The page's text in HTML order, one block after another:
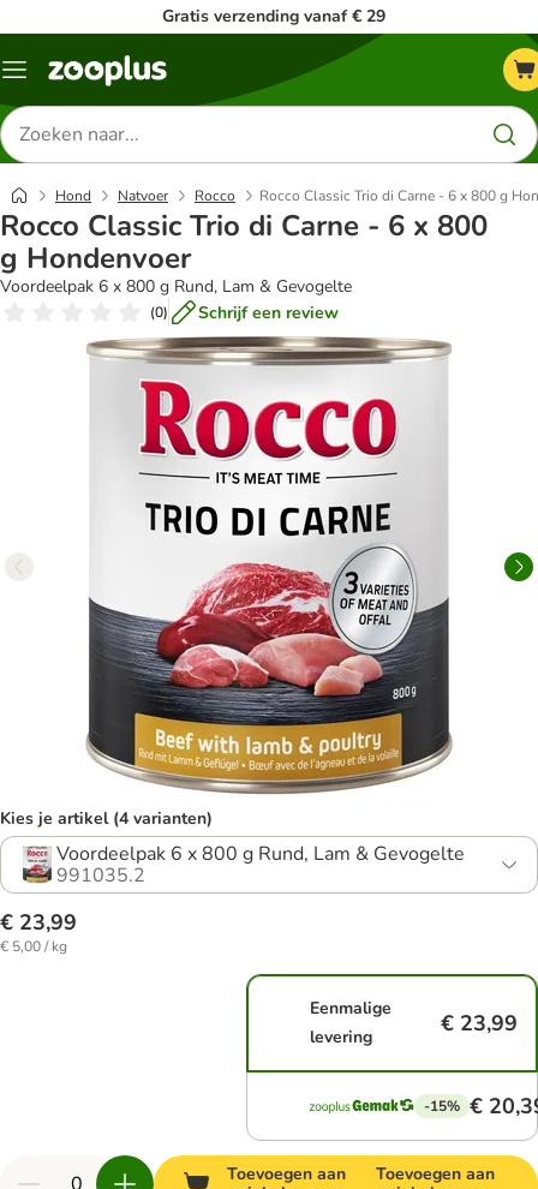
Gratis verzending vanaf € 29
Menu
Zoeken
naar
producten
Hond Natvoer Rocco Rocco Classic Trio di Carne - 6 x 800 g
Rocco Classic Trio di Carne - 6 x 800
g Hondenvoer
Voordeelpak 6 x 800 g Rund, Lam & Gevogelte
(0) Schrijf een review
Kies je artikel (4 varianten)
Voordeelpak 6 x 800 g Rund, Lam & Gevogelte
991035.2
€ 23,99
€ 5,00 / kg
Eenmalige
levering
€ 23,99
-15% €
Toevoegen aan
Toevoegen aan